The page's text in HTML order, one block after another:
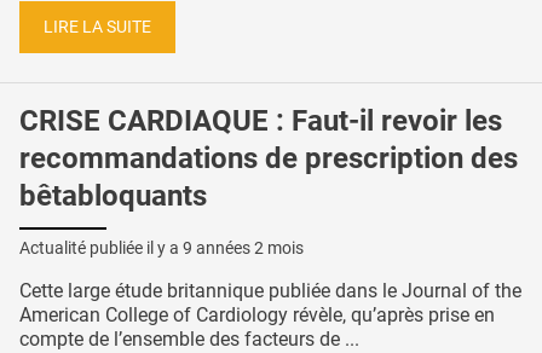
LIRE LA SUITE
CRISE CARDIAQUE : Faut-il revoir les
recommandations de prescription des
bêtabloquants
Actualité publiée il y a 9 années 2 mois
Cette large étude britannique publiée dans le Journal of the
American College of Cardiology révèle, qu’après prise en
compte de l’ensemble des facteurs de ...